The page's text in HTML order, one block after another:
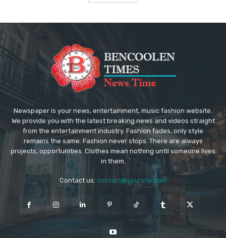
Newspaper is your news, entertainment, music fashion website.
We provide you with the latest breaking news and videos straight
from the entertainment industry. Fashion fades, only style
remains the same. Fashion never stops. There are always
projects, opportunities. Clothes mean nothing until someone lives
in them.
Contact us: contact@yoursite.com